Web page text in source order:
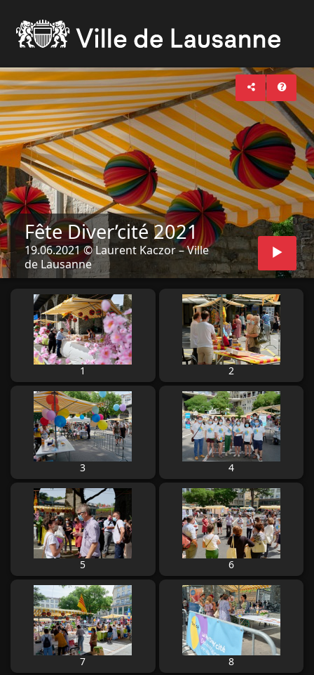
Fête Diver’cité 2021
19.06.2021 © Laurent Kaczor – Ville
de Lausanne
1 2
3 4
5 6
7 8